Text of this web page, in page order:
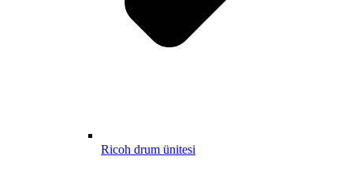
Ricoh drum ünitesi